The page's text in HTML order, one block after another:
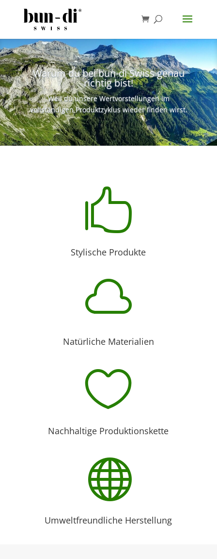
Warum du bei bun-di Swiss genau
richtig bist!
Weil du unsere Wertvorstellungen im
vollständigen Produktzyklus wieder finden wirst.

Stylische Produkte

Natürliche Materialien

Nachhaltige Produktionskette

Umweltfreundliche Herstellung